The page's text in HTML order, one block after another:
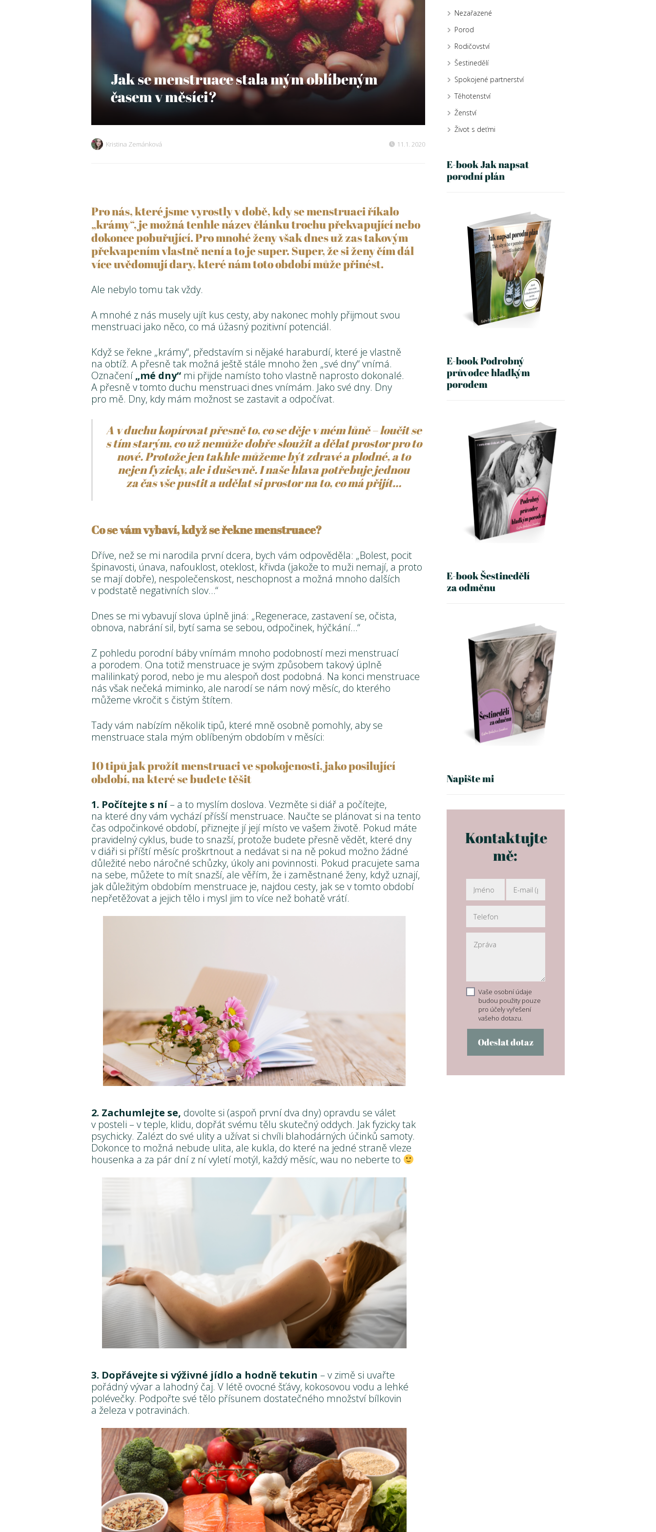
Jak se menstruace stala mým oblíbeným
časem v měsíci?
Kristina Zemánková 11.1. 2020
Pro nás, které jsme vyrostly v době, kdy se menstruaci říkalo
„krámy“, je možná tenhle název článku trochu překvapující nebo
dokonce pobuřující. Pro mnohé ženy však dnes už zas takovým
překvapením vlastně není a to je super. Super, že si ženy čím dál
více uvědomují dary, které nám toto období může přinést.
Ale nebylo tomu tak vždy.
A mnohé z nás musely ujít kus cesty, aby nakonec mohly přijmout svou
menstruaci jako něco, co má úžasný pozitivní potenciál.
Když se řekne „krámy“, představím si nějaké haraburdí, které je vlastně
na obtíž. A přesně tak možná ještě stále mnoho žen „své dny“ vnímá.
Označení „mé dny“ mi přijde namísto toho vlastně naprosto dokonalé.
A přesně v tomto duchu menstruaci dnes vnímám. Jako své dny. Dny
pro mě. Dny, kdy mám možnost se zastavit a odpočívat.
A v duchu kopírovat přesně to, co se děje v mém lůně – loučit se
s tím starým, co už nemůže dobře sloužit a dělat prostor pro to
nové. Protože jen takhle můžeme být zdravé a plodné, a to
nejen fyzicky, ale i duševně. I naše hlava potřebuje jednou
za čas vše pustit a udělat si prostor na to, co má přijít…
Co se vám vybaví, když se řekne menstruace?
Dříve, než se mi narodila první dcera, bych vám odpověděla: „Bolest, pocit
špinavosti, únava, nafouklost, oteklost, křivda (jakože to muži nemají, a proto
se mají dobře), nespolečenskost, neschopnost a možná mnoho dalších
v podstatě negativních slov…“
Dnes se mi vybavují slova úplně jiná: „Regenerace, zastavení se, očista,
obnova, nabrání sil, bytí sama se sebou, odpočinek, hýčkání…“
Z pohledu porodní báby vnímám mnoho podobností mezi menstruací
a porodem. Ona totiž menstruace je svým způsobem takový úplně
malilinkatý porod, nebo je mu alespoň dost podobná. Na konci menstruace
nás však nečeká miminko, ale narodí se nám nový měsíc, do kterého
můžeme vkročit s čistým štítem.
Tady vám nabízím několik tipů, které mně osobně pomohly, aby se
menstruace stala mým oblíbeným obdobím v měsíci:
10 tipů jak prožít menstruaci ve spokojenosti, jako posilující
období, na které se budete těšit
1. Počítejte s ní– a to myslím doslova. Vezměte si diář a počítejte,
na které dny vám vychází přísší menstruace. Naučte se plánovat si na tento
čas odpočinkové období, přiznejte jí její místo ve vašem životě. Pokud máte
pravidelný cyklus, bude to snazší, protože budete přesně vědět, které dny
v diáři si příští měsíc proškrtnout a nedávat si na ně pokud možno žádné
důležité nebo náročné schůzky, úkoly ani povinnosti. Pokud pracujete sama
na sebe, můžete to mít snazší, ale věřím, že i zaměstnané ženy, když uznají,
jak důležitým obdobím menstruace je, najdou cesty, jak se v tomto období
nepřetěžovat a jejich tělo i mysl jim to více než bohatě vrátí.
2. Zachumlejte se, dovolte si (aspoň první dva dny) opravdu se válet
v posteli – v teple, klidu, dopřát svému tělu skutečný oddych. Jak fyzicky tak
psychicky. Zalézt do své ulity a užívat si chvíli blahodárných účinků samoty.
Dokonce to možná nebude ulita, ale kukla, do které na jedné straně vleze
housenka a za pár dní z ní vyletí motýl, každý měsíc, wau no neberte to
3. Dopřávejte si výživné jídlo a hodně tekutin – v zimě si uvařte
pořádný vývar a lahodný čaj. V létě ovocné šťávy, kokosovou vodu a lehké
polévečky. Podpořte své tělo přísunem dostatečného množství bílkovin
a železa v potravinách.
Nezařazené
Porod
Rodičovství
Šestinedělí
Spokojené partnerství
Těhotenství
Ženství
Život s deťmi
E-book Jak napsat
porodní plán
E-book Podrobný
průvodce hladkým
porodem
E-book Šestinedělí
za odměnu
Napište mi
Kontaktujte
mě:
Vaše osobní údaje
budou použity pouze
pro účely vyřešení
vašeho dotazu.
Odeslat dotaz